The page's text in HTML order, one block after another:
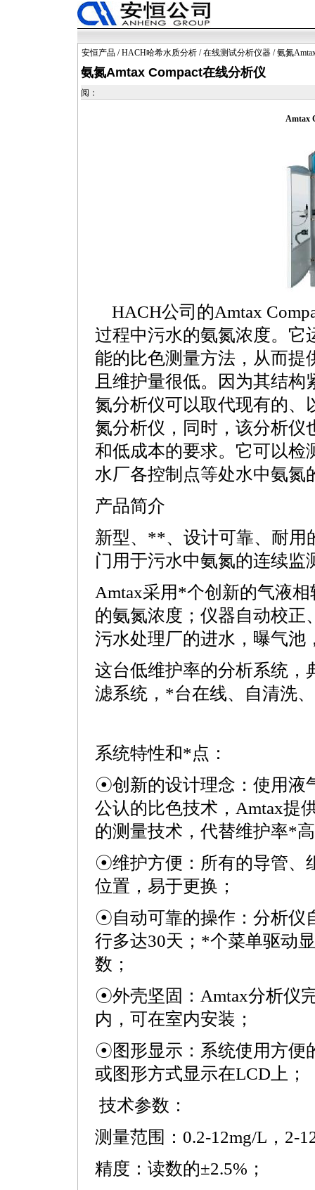
安恒产品 /HACH哈希水质分析 /在线测试分析仪器 / 氨氮
氨氮Amtax Compact在线分析仪
阅：
Amtax
HACH公司的Amtax
过程中污水的氨氮浓度。它
能的比色测量方法，从而提
且维护量很低。因为其结构
氮分析仪可以取代现有的、
氮分析仪，
同时，该分析仪
和低成本的要求。它可以检
水厂各控制点等处水中氨氮
产品简介
新型、 **、 设计可靠、耐用
门用于污水中氨氮的连续监
Amtax采用*个创新的气液
的氨氮浓度；仪器自动校正
污水处理厂的进水，曝气池
这台低维护率的分析系统，
滤系统， *台在线、自清洗
系统特性和*点：
☉创新的设计理念：使用液
公认的比色技术，Amtax提
的测量技术，代替维护率*
☉维护方便：所有的导管、
位置，易于更换；
☉自动可靠的操作：分析仪
行多达30天； *个菜单驱动
数；
☉外壳坚固：Amtax分析仪
内，可在室内安装；
☉图形显示：系统使用方便
或图形方式显示在LCD上；
技术参数：
测量范围：0.2-12mg/L，2-
精度：读数的±2.5%；